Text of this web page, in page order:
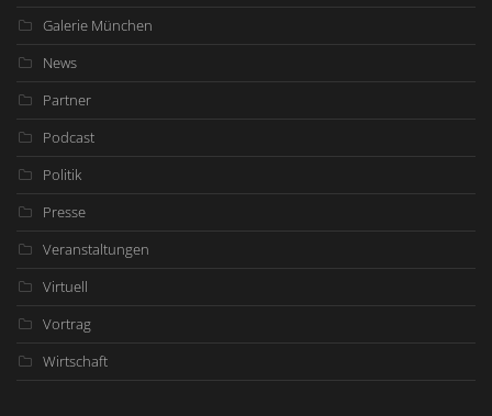
Galerie München
News
Partner
Podcast
Politik
Presse
Veranstaltungen
Virtuell
Vortrag
Wirtschaft